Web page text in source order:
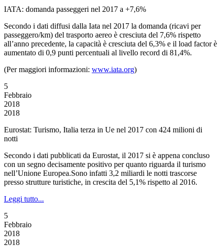
IATA: domanda passeggeri nel 2017 a +7,6%
Secondo i dati diffusi dalla Iata nel 2017 la domanda (ricavi per
passeggero/km) del trasporto aereo è cresciuta del 7,6% rispetto
all’anno precedente, la capacità è cresciuta del 6,3% e il load factor è
aumentato di 0,9 punti percentuali al livello record di 81,4%.
(Per maggiori informazioni: www.iata.org)
5
Febbraio
2018
2018
Eurostat: Turismo, Italia terza in Ue nel 2017 con 424 milioni di
notti
Secondo i dati pubblicati da Eurostat, il 2017 si è appena concluso
con un segno decisamente positivo per quanto riguarda il turismo
nell’Unione Europea.Sono infatti 3,2 miliardi le notti trascorse
presso strutture turistiche, in crescita del 5,1% rispetto al 2016.
Leggi tutto...
5
Febbraio
2018
2018